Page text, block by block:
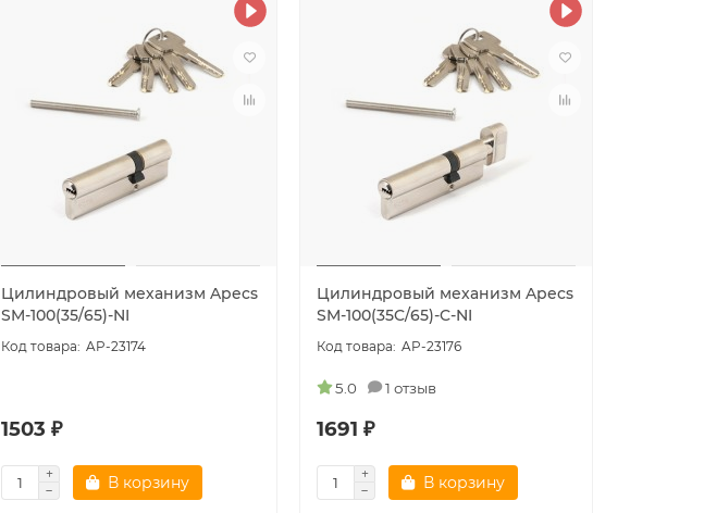
Цилиндровый механизм Apecs
SM-100(35/65)-NI
AP-23174
1503 ₽
В корзину
Цилиндровый механизм Apecs
SM-100(35C/65)-C-NI
AP-23176
5.0 1 отзыв
1691 ₽
В корзину